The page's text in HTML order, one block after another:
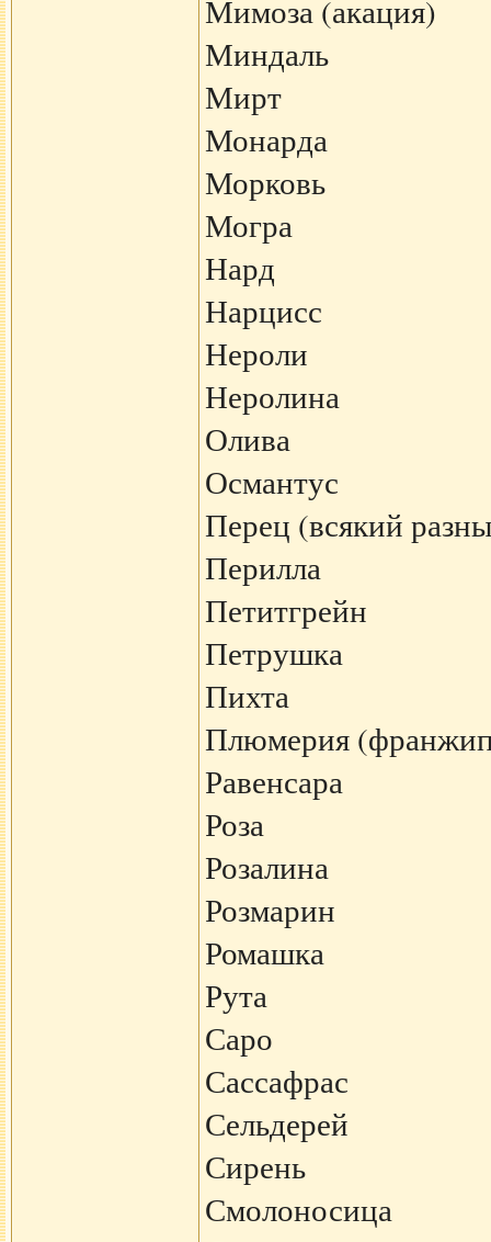
Мимоза (акация)
Миндаль
Мирт
Монарда
Морковь
Могра
Нард
Нарцисс
Нероли
Неролина
Олива
Османтус
Перец (всякий
Перилла
Петитгрейн
Петрушка
Пихта
Плюмерия
Равенсара
Роза
Розалина
Розмарин
Ромашка
Рута
Саро
Сассафрас
Сельдерей
Сирень
Смолоносица